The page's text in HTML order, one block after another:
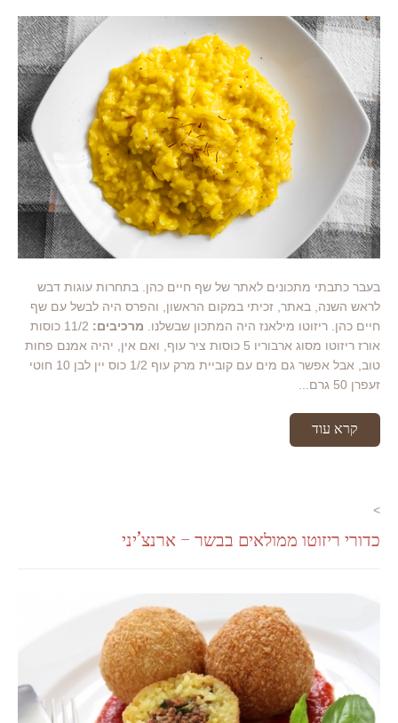
בעבר כתבתי מתכונים לאתר של שף חיים כהן. בתחרות עוגות דבש
לראש השנה, באתר, זכיתי במקום הראשון, והפרס היה לבשל עם שף
חיים כהן. ריזוטו מילאנז היה המתכון שבשלנו. מרכיבים:
11/2 כוסות
אורז ריזוטו מסוג ארבוריו 5 כוסות ציר עוף, ואם אין, יהיה אמנם פחות
טוב, אבל אפשר גם מים עם קוביית מרק עוף 1/2 כוס יין לבן 10 חוטי
זעפרן 50 גרם...
קרא עוד
>
כדורי ריזוטו ממולאים בבשר – ארנצ’יני